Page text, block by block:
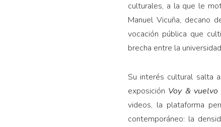
culturales, a la que le
Manuel Vicuña, decano
vocación pública que
brecha entre la
Su interés cultural salta
exposición Voy & vuelvo
videos, la plataforma
contemporáneo: la